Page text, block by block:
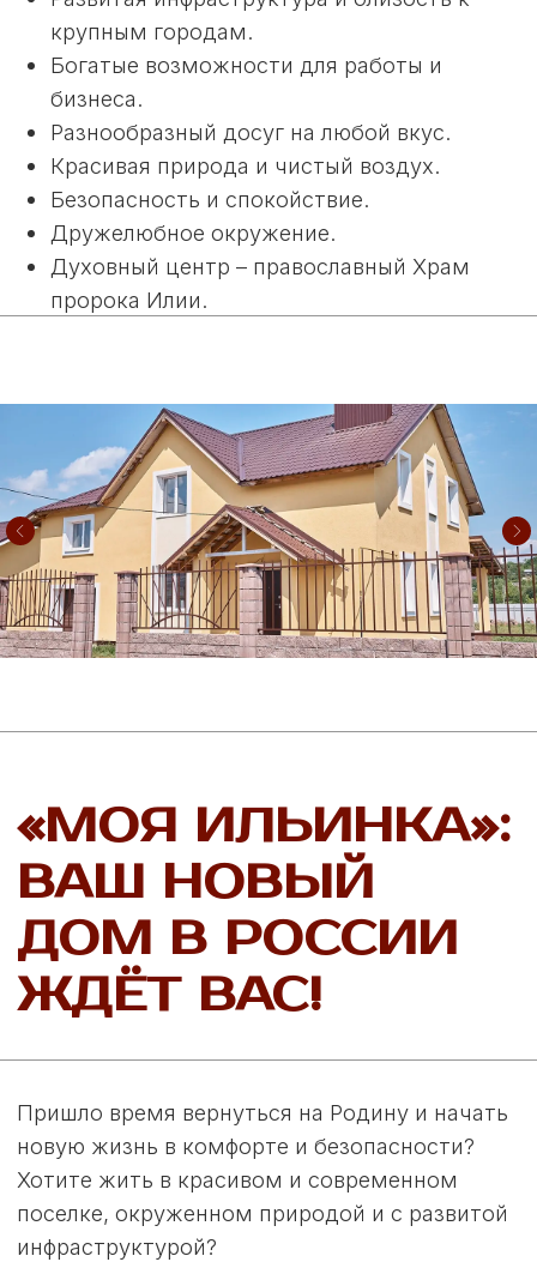
Хоромы Подробнее
Особняк Подробнее
Усадьба
Имение Подробнее